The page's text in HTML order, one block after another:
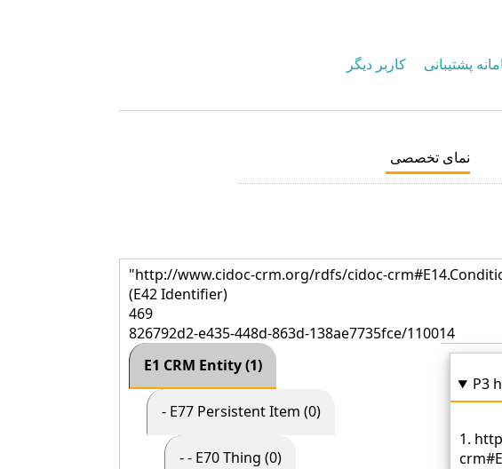
پشتیبانی کاربر دیگر
نمای تخصصی
"http://www.cidoc-crm.org/rdfs/cidoc-
(E42 Identifier)
469
826792d2-e435-448d-863d-138ae7735fce/110014
E1 CRM Entity (1)
- E77 Persistent Item (0)
- - E70 Thing (0)
P3
1.